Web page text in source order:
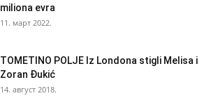
miliona evra
11. март 2022.
TOMETINO POLJE Iz Londona stigli Melisa i
Zoran Đukić
14. август 2018.